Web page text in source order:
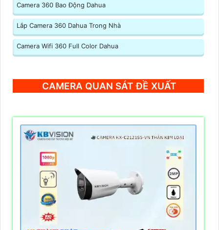
Camera 360 Bao Động Dahua
Lắp Camera 360 Dahua Trong Nhà
Camera Wifi 360 Full Color Dahua
CAMERA QUAN SÁT ĐỀ XUẤT